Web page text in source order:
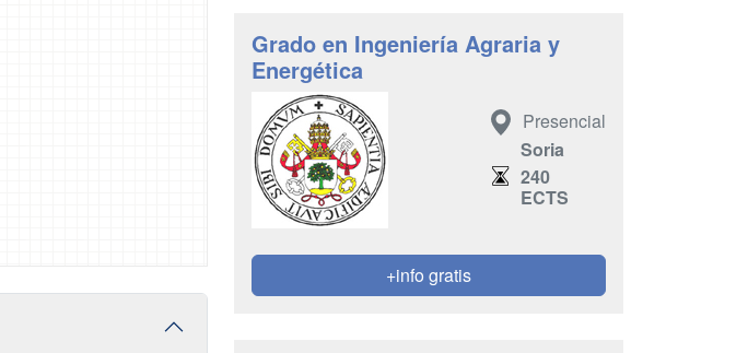
Grado en Ingeniería Agraria y
Energética
Presencial
Soria
240
ECTS
+info gratis